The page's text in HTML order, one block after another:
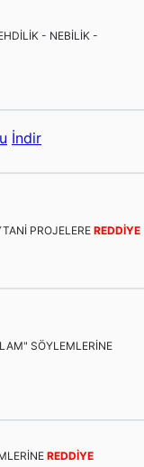
- NEBİLİK -
İndir
PROJELERE REDDİYE
SÖYLEMLERİNE
REDDİYE